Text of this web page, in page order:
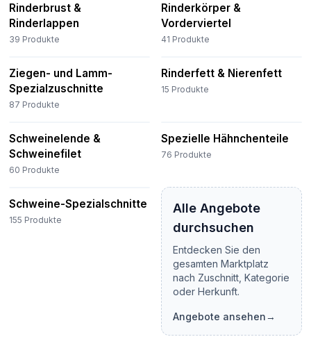
Rinderbrust &
Rinderlappen
39 Produkte
Rinderkörper &
Vorderviertel
41 Produkte
Ziegen- und Lamm-
Spezialzuschnitte
87 Produkte
Rinderfett & Nierenfett
15 Produkte
Schweinelende &
Schweinefilet
60 Produkte
Spezielle Hähnchenteile
76 Produkte
Schweine-Spezialschnitte
155 Produkte
Alle Angebote
durchsuchen
Entdecken Sie den
gesamten Marktplatz
nach Zuschnitt, Kategorie
oder Herkunft.
Angebote ansehen→